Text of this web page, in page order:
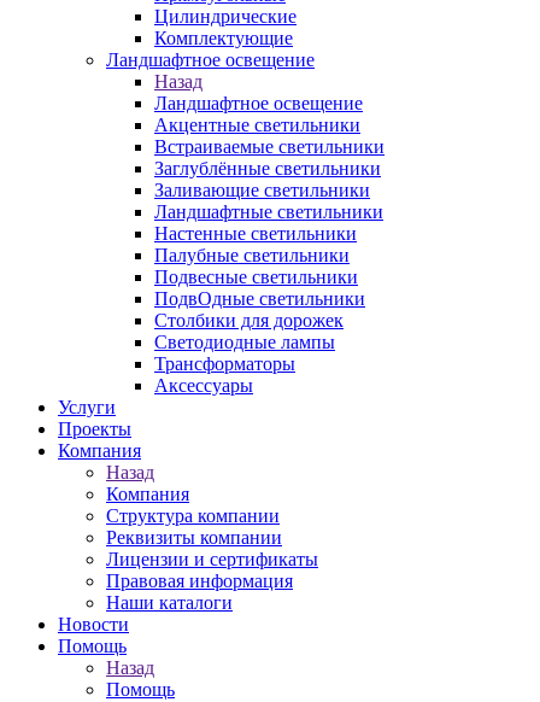
Цилиндрические
Комплектующие
Ландшафтное освещение
Назад
Ландшафтное освещение
Акцентные светильники
Встраиваемые светильники
Заглублённые светильники
Заливающие светильники
Ландшафтные светильники
Настенные светильники
Палубные светильники
Подвесные светильники
ПодвОдные светильники
Столбики для дорожек
Светодиодные лампы
Трансформаторы
Аксессуары
Услуги
Проекты
Компания
Назад
Компания
Структура компании
Реквизиты компании
Лицензии и сертификаты
Правовая информация
Наши каталоги
Новости
Помощь
Назад
Помощь